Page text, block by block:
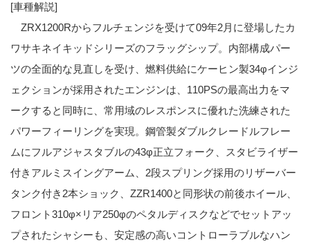
[車種解説]
ZRX1200Rからフルチェンジを受けて09年2月に登場したカ
ワサキネイキッドシリーズのフラッグシップ。内部構成パー
ツの全面的な見直しを受け、燃料供給にケーヒン製34φインジ
ェクションが採用されたエンジンは、110PSの最高出力をマ
ークすると同時に、常用域のレスポンスに優れた洗練された
パワーフィーリングを実現。鋼管製ダブルクレードルフレー
ムにフルアジャスタブルの43φ正立フォーク、スタビライザー
付きアルミスイングアーム、2段スプリング採用のリザーバー
タンク付き2本ショック、ZZR1400と同形状の前後ホイール、
フロント310φ×リア250φのペタルディスクなどでセットアッ
プされたシャシーも、安定感の高いコントローラブルなハン